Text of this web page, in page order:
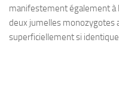
manifestement également à
deux jumelles monozygotes
superficiellement si